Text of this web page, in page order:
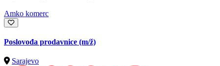
Amko komerc
Poslovođa prodavnice (m/ž)
Sarajevo